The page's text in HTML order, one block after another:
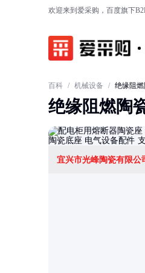
欢迎来到爱采购，百度旗下
百科 / 机械设备 / 绝缘阻
绝缘阻燃陶
宜兴市光峰陶瓷有限公